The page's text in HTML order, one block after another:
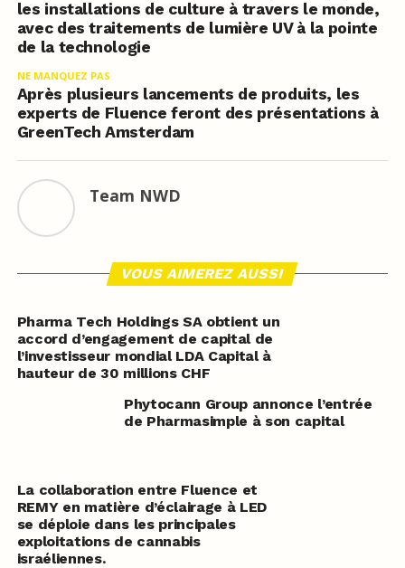
les installations de culture à travers le monde,
avec des traitements de lumière UV à la pointe
de la technologie
NE MANQUEZ PAS
Après plusieurs lancements de produits, les
experts de Fluence feront des présentations à
GreenTech Amsterdam
Team NWD
VOUS AIMEREZ AUSSI
Pharma Tech Holdings SA obtient un
accord d’engagement de capital de
l’investisseur mondial LDA Capital à
hauteur de 30 millions CHF
Phytocann Group annonce l’entrée
de Pharmasimple à son capital
La collaboration entre Fluence et
REMY en matière d’éclairage à LED
se déploie dans les principales
exploitations de cannabis
israéliennes.